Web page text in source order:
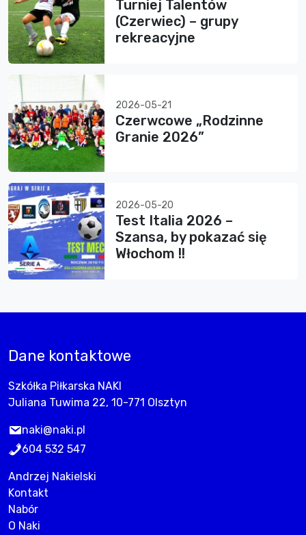
Turniej Talentów
(Czerwiec) – grupy
rekreacyjne
2026-05-21
Czerwcowe „Rodzinne
Granie 2026”
2026-05-20
Test Italia 2026 –
Szansa, by pokazać się
Włochom !!
Dane kontaktowe
Szkółka Piłkarska NAKI
Juliana Tuwima 22, 10-771 Olsztyn
naki@naki.pl
604 532 547
Andrzej Nakielski
Kontakt
Nabór
O Naki